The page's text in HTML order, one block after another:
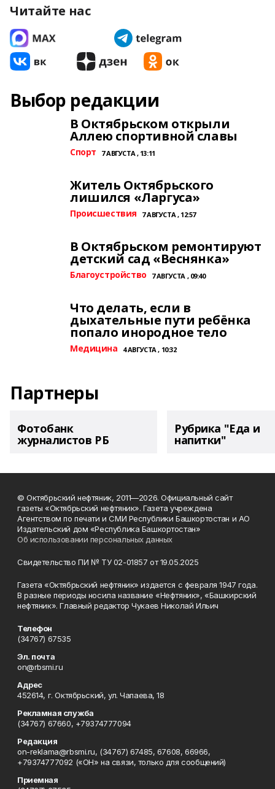
Читайте нас
Выбор редакции
В Октябрьском открыли
Аллею спортивной славы
Спорт 7 АВГУСТА , 13:11
Житель Октябрьского
лишился «Ларгуса»
Происшествия 7 АВГУСТА , 12:57
В Октябрьском ремонтируют
детский сад «Веснянка»
Благоустройство 7 АВГУСТА , 09:40
Что делать, если в
дыхательные пути ребёнка
попало инородное тело
Медицина 4 АВГУСТА , 10:32
Партнеры
Фотобанк
журналистов РБ
Рубрика "Еда и
напитки"
© Октябрьский нефтяник, 2011—2026. Официальный сайт
газеты «Октябрьский нефтяник». Газета учреждена
Агентством по печати и СМИ Республики Башкортостан и АО
Издательский дом «Республика Башкортостан»
Об использовании персональных данных
Свидетельство ПИ № ТУ 02-01857 от 19.05.2025
Газета «Октябрьский нефтяник» издается с февраля 1947 года.
В разные периоды носила название «Нефтяник», «Башкирский
нефтяник». Главный редактор Чукаев Николай Ильич
Телефон
(34767) 67535
Эл. почта
on@rbsmi.ru
Адрес
452614, г. Октябрьский, ул. Чапаева, 18
Рекламная служба
(34767) 67660, +79374777094
Редакция
on-reklama@rbsmi.ru, (34767) 67485, 67608, 66966,
+79374777092 («ОН» на связи, только для сообщений)
Приемная